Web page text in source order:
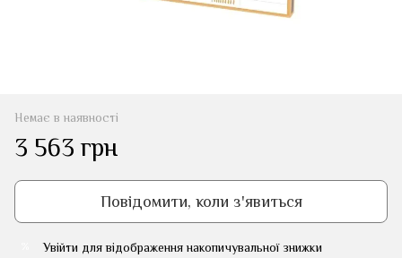
Немає в наявності
3 563 грн
Повідомити, коли з'явиться
Увійти для відображення накопичувальної знижки